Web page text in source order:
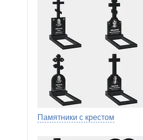
Памятники с крестом